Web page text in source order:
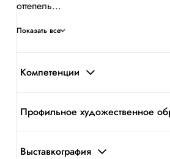
оттепель...
Показать все
Компетенции
Профильное художественное
Выставкография